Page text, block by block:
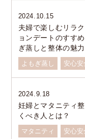
2024.10.15
夫婦で楽しむリラ
ョンデートのすす
ぎ蒸しと整体の魅力
よもぎ蒸し 安心安
2024.9.18
妊婦とマタニティ
くべき人とは？
マタニティ 安心安